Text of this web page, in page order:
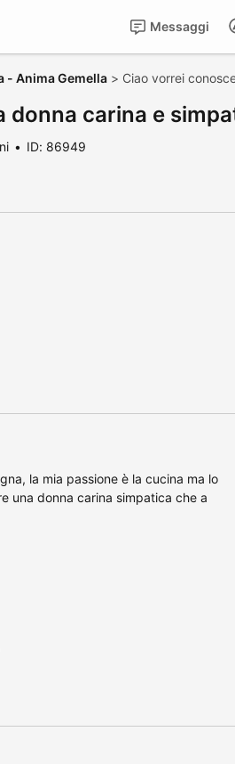
Messaggi
- Anima Gemella > Ciao vorrei
donna carina e
ID: 86949
la mia passione è la cucina ma lo
una donna carina simpatica che a